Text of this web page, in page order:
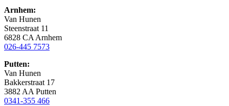
Arnhem:
Van Hunen
Steenstraat 11
6828 CA Arnhem
026-445 7573
Putten:
Van Hunen
Bakkerstraat 17
3882 AA Putten
0341-355 466